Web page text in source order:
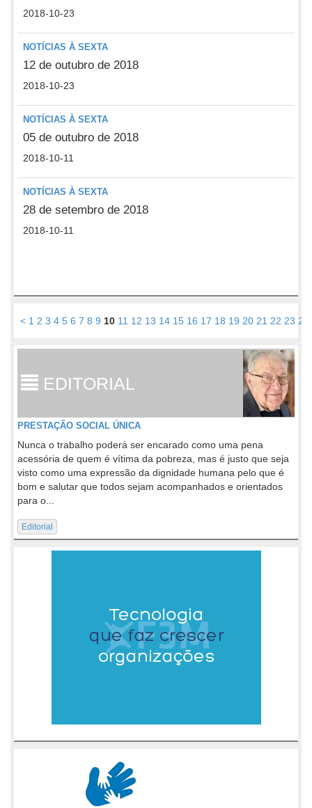
2018-10-23
NOTÍCIAS À SEXTA
12 de outubro de 2018
2018-10-23
NOTÍCIAS À SEXTA
05 de outubro de 2018
2018-10-11
NOTÍCIAS À SEXTA
28 de setembro de 2018
2018-10-11
< 1 2 3 4 5 6 7 8 9 10 11 12 13 14 15 16 17 18 19 20 21 22 23 24
EDITORIAL
PRESTAÇÃO SOCIAL ÚNICA
Nunca o trabalho poderá ser encarado como uma pena
acessória de quem é vítima da pobreza, mas é justo que seja
visto como uma expressão da dignidade humana pelo que é
bom e salutar que todos sejam acompanhados e orientados
para o...
Editorial